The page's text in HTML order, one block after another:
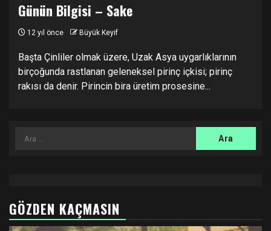
Günün Bilgisi – Sake
12 yıl önce Büyük Keyif
Başta Çinliler olmak üzere, Uzak Asya uygarlıklarının
birçoğunda rastlanan geleneksel pirinç içkisi; pirinç
rakısı da denir. Pirincin bira üretim prosesine...
Arama:
GÖZDEN KAÇMASIN